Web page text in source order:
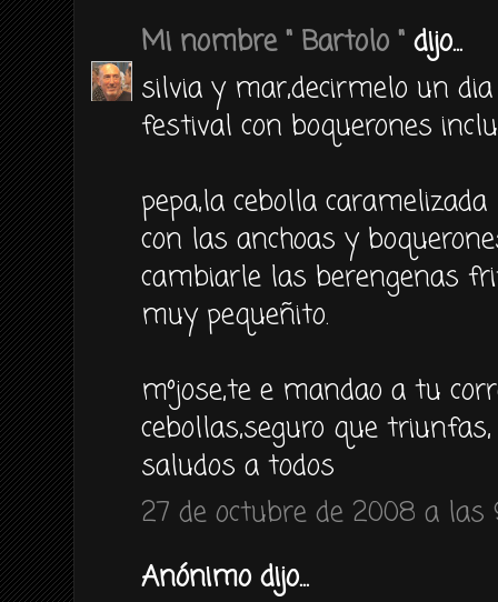
Mi nombre " Bartolo " dijo...
silvia y mar,decirmelo un
festival con boquerones
pepa,la cebolla
con las anchoas y
cambiarle las berengenas
muy pequeñito.
mºjose,te e mandao a tu
cebollas,seguro que triunfas,
saludos a todos
27 de octubre de 2008 a las
Anónimo dijo...